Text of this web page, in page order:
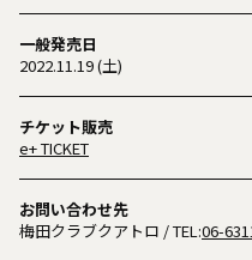
一般発売日
2022.11.19 (土)
チケット販売
e+ TICKET
お問い合わせ先
梅田クラブクアトロ / TEL:06-